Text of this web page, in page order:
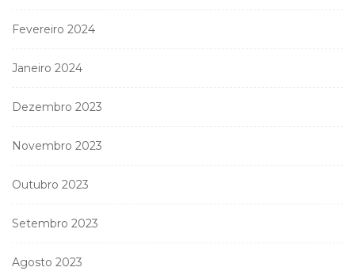
Fevereiro 2024
Janeiro 2024
Dezembro 2023
Novembro 2023
Outubro 2023
Setembro 2023
Agosto 2023